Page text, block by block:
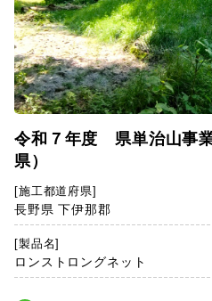
令和７年度 県単治山事
県）
[施工都道府県]
長野県 下伊那郡
[製品名]
ロンストロングネット